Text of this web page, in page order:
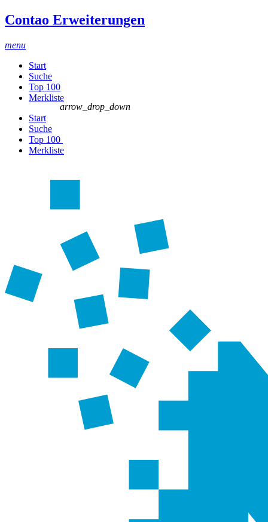
Contao Erweiterungen
menu
Start
Suche
Top 100
Merkliste
Start
Suche
Top 100
arrow_drop_down
Merkliste